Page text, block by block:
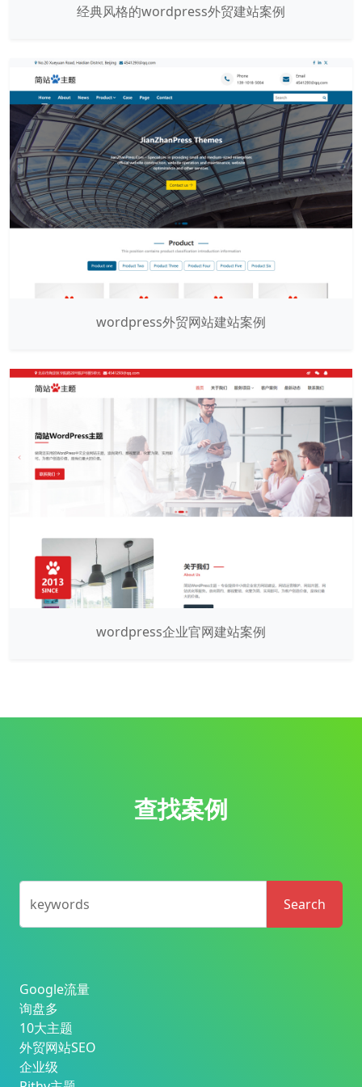
经典风格的wordpress外贸建站案例
wordpress外贸网站建站案例
wordpress企业官网建站案例
查找案例
keywords Search
Google流量
询盘多
10大主题
外贸网站SEO
企业级